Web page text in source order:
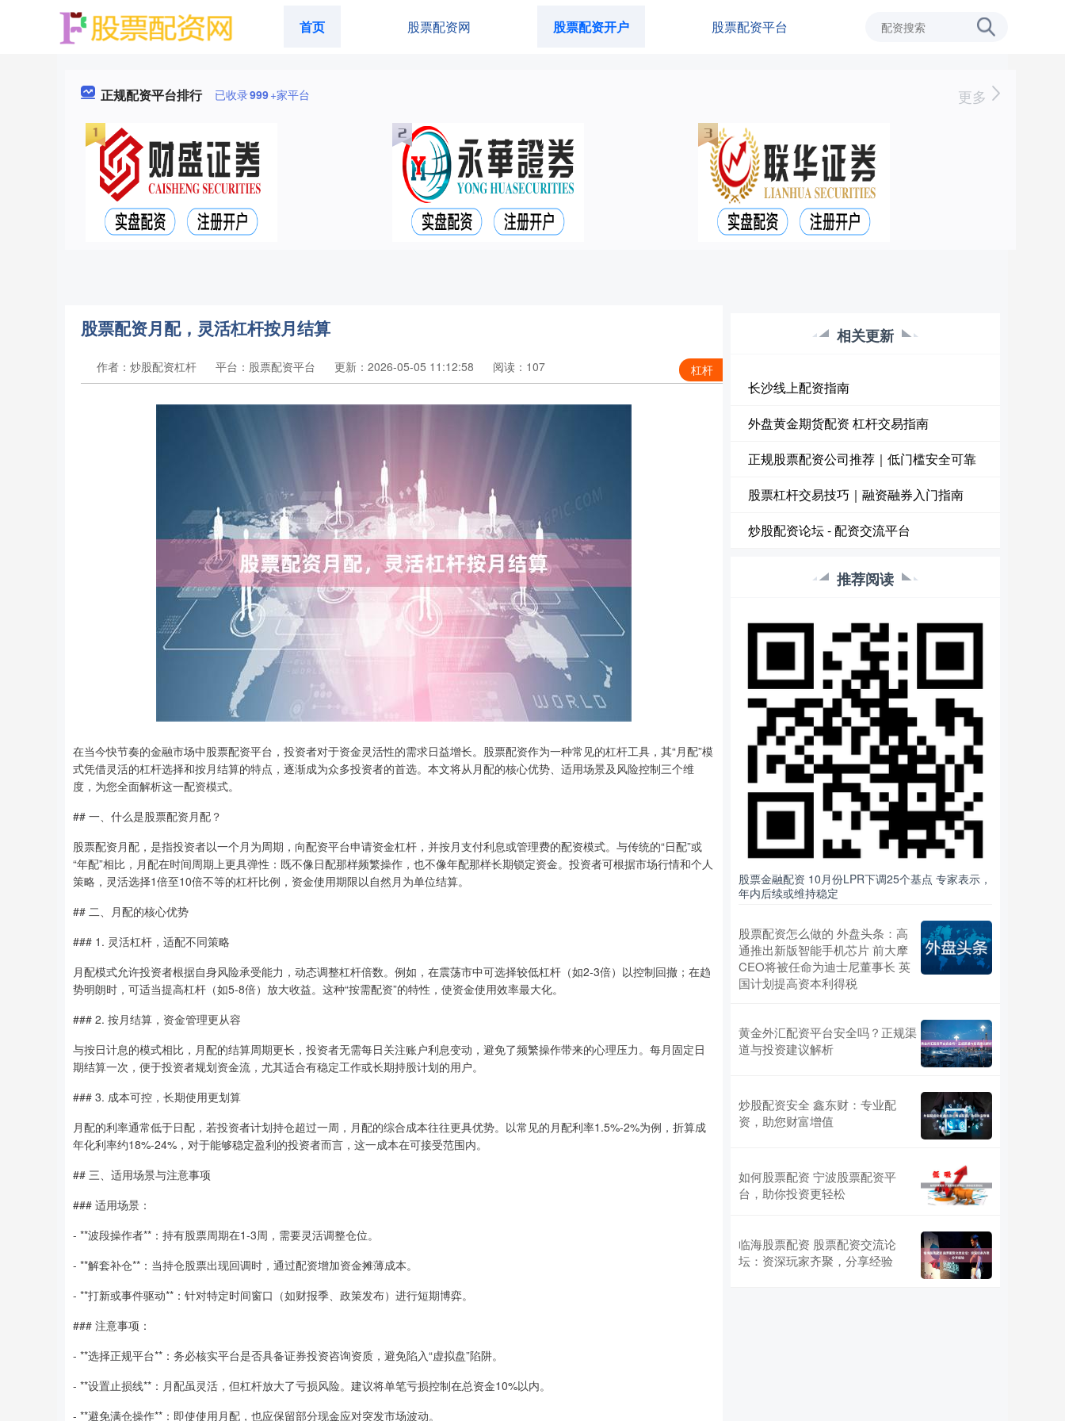
首页 股票配资网 股票配资开户 股票配资平台
正规配资平台排行 已收录999+家平台 更多
股票配资月配，灵活杠杆按月结算
杠杆
作者：炒股配资杠杆 平台：股票配资平台 更新：2026-05-05 11:12:58 阅读：107
在当今快节奏的金融市场中股票配资平台，投资者对于资金灵活性的需求日益增长。股票配资作为一种常见的杠杆工具，其“月配”模
式凭借灵活的杠杆选择和按月结算的特点，逐渐成为众多投资者的首选。本文将从月配的核心优势、适用场景及风险控制三个维
度，为您全面解析这一配资模式。
## 一、什么是股票配资月配？
股票配资月配，是指投资者以一个月为周期，向配资平台申请资金杠杆，并按月支付利息或管理费的配资模式。与传统的“日配”或
“年配”相比，月配在时间周期上更具弹性：既不像日配那样频繁操作，也不像年配那样长期锁定资金。投资者可根据市场行情和个人
策略，灵活选择1倍至10倍不等的杠杆比例，资金使用期限以自然月为单位结算。
## 二、月配的核心优势
### 1. 灵活杠杆，适配不同策略
月配模式允许投资者根据自身风险承受能力，动态调整杠杆倍数。例如，在震荡市中可选择较低杠杆（如2-3倍）以控制回撤；在趋
势明朗时，可适当提高杠杆（如5-8倍）放大收益。这种“按需配资”的特性，使资金使用效率最大化。
### 2. 按月结算，资金管理更从容
与按日计息的模式相比，月配的结算周期更长，投资者无需每日关注账户利息变动，避免了频繁操作带来的心理压力。每月固定日
期结算一次，便于投资者规划资金流，尤其适合有稳定工作或长期持股计划的用户。
### 3. 成本可控，长期使用更划算
月配的利率通常低于日配，若投资者计划持仓超过一周，月配的综合成本往往更具优势。以常见的月配利率1.5%-2%为例，折算成
年化利率约18%-24%，对于能够稳定盈利的投资者而言，这一成本在可接受范围内。
## 三、适用场景与注意事项
### 适用场景：
- **波段操作者**：持有股票周期在1-3周，需要灵活调整仓位。
- **解套补仓**：当持仓股票出现回调时，通过配资增加资金摊薄成本。
- **打新或事件驱动**：针对特定时间窗口（如财报季、政策发布）进行短期博弈。
### 注意事项：
- **选择正规平台**：务必核实平台是否具备证券投资咨询资质，避免陷入“虚拟盘”陷阱。
- **设置止损线**：月配虽灵活，但杠杆放大了亏损风险。建议将单笔亏损控制在总资金10%以内。
- **避免满仓操作**：即使使用月配，也应保留部分现金应对突发市场波动。
相关更新
长沙线上配资指南
外盘黄金期货配资 杠杆交易指南
正规股票配资公司推荐｜低门槛安全可靠
股票杠杆交易技巧｜融资融券入门指南
炒股配资论坛 - 配资交流平台
推荐阅读
股票金融配资 10月份LPR下调25个基点 专家表示，
年内后续或维持稳定
股票配资怎么做的 外盘头条：高
通推出新版智能手机芯片 前大摩
CEO将被任命为迪士尼董事长 英
国计划提高资本利得税
黄金外汇配资平台安全吗？正规渠
道与投资建议解析
炒股配资安全 鑫东财：专业配
资，助您财富增值
如何股票配资 宁波股票配资平
台，助你投资更轻松
临海股票配资 股票配资交流论
坛：资深玩家齐聚，分享经验